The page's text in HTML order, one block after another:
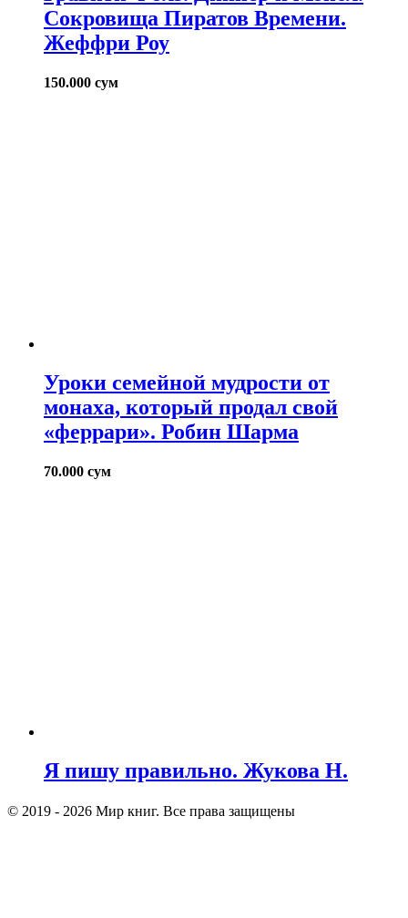
Сокровища Пиратов Времени.
Жеффри Роу
150.000 сум
Уроки семейной мудрости от
монаха, который продал свой
«феррари». Робин Шарма
70.000 сум
Я пишу правильно. Жукова Н.
© 2019 - 2026 Мир книг. Все права защищены